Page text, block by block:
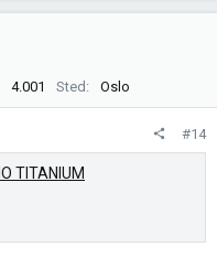
4.001 Sted Oslo
#14
TITANIUM